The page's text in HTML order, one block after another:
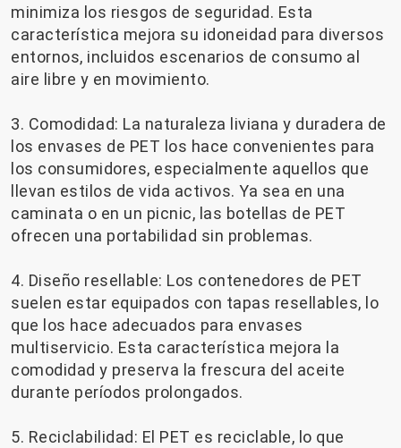
minimiza los riesgos de seguridad. Esta
característica mejora su idoneidad para diversos
entornos, incluidos escenarios de consumo al
aire libre y en movimiento.
3. Comodidad: La naturaleza liviana y duradera de
los envases de PET los hace convenientes para
los consumidores, especialmente aquellos que
llevan estilos de vida activos. Ya sea en una
caminata o en un picnic, las botellas de PET
ofrecen una portabilidad sin problemas.
4. Diseño resellable: Los contenedores de PET
suelen estar equipados con tapas resellables, lo
que los hace adecuados para envases
multiservicio. Esta característica mejora la
comodidad y preserva la frescura del aceite
durante períodos prolongados.
5. Reciclabilidad: El PET es reciclable, lo que